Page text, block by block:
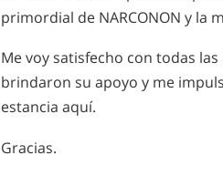
primordial de NARCONON y la
Me voy satisfecho con todas
brindaron su apoyo y me
estancia aquí.
Gracias.